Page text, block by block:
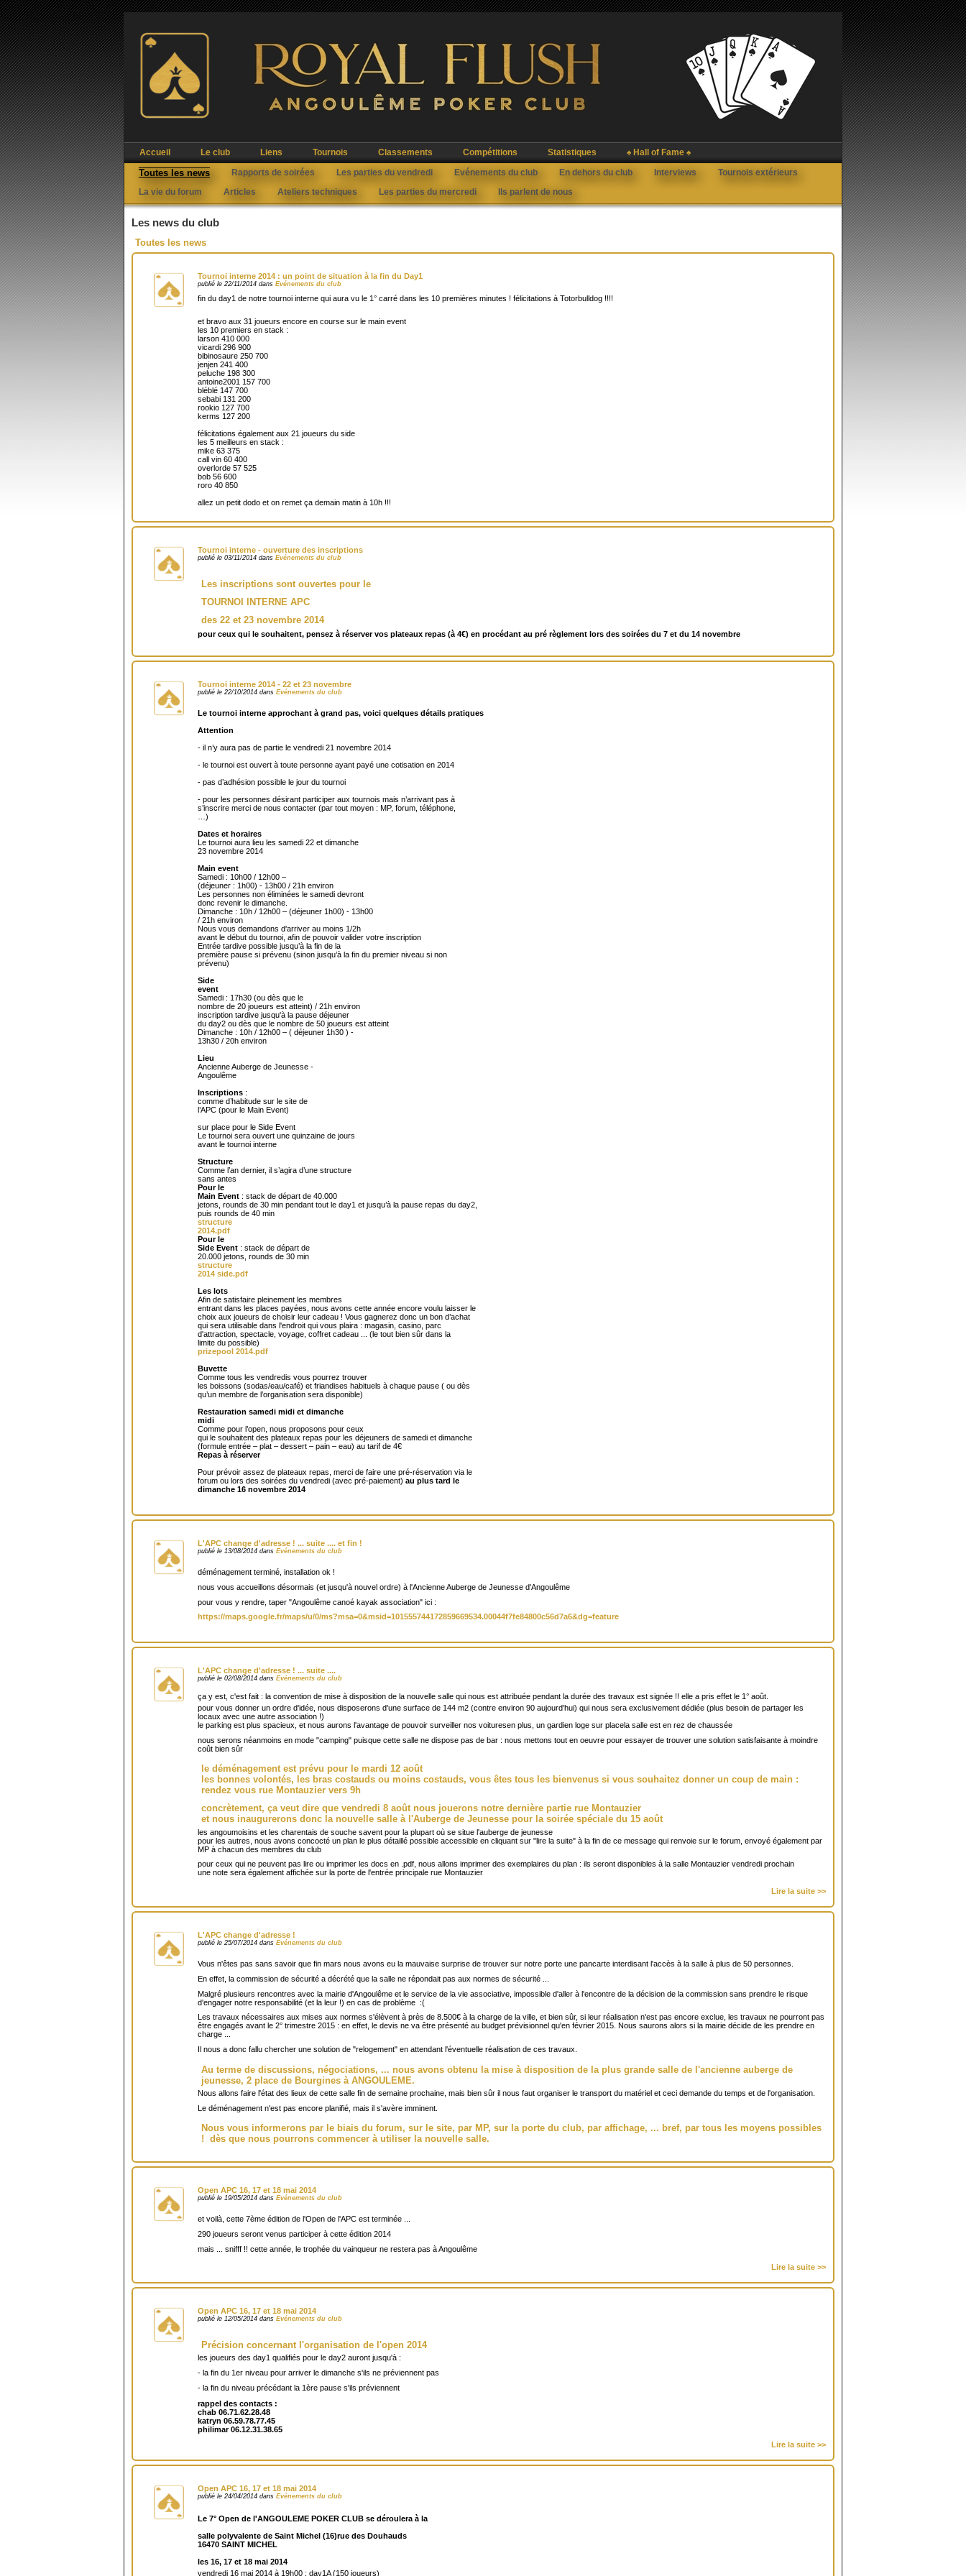
Accueil Le club Liens Tournois Classements Compétitions Statistiques ♠ Hall of Fame ♠
Toutes les news Rapports de soirées Les parties du vendredi Evénements du club En dehors du club Interviews
Tournois extérieurs
La vie du forum
Articles Ateliers techniques Les parties du mercredi Ils parlent de nous
Les news du club
Toutes les news
Tournoi interne 2014 : un point de situation à la fin du Day1
publié le 22/11/2014 dans Evénements du club
fin du day1 de notre tournoi interne qui aura vu le 1° carré dans les 10 premières minutes ! félicitations à Totorbulldog !!!!
et bravo aux 31 joueurs encore en course sur le main event
les 10 premiers en stack :
larson 410 000
vicardi 296 900
bibinosaure 250 700
jenjen 241 400
peluche 198 300
antoine2001 157 700
bléblé 147 700
sebabi 131 200
rookio 127 700
kerms 127 200
félicitations également aux 21 joueurs du side
les 5 meilleurs en stack :
mike 63 375
call vin 60 400
overlorde 57 525
bob 56 600
roro 40 850
allez un petit dodo et on remet ça demain matin à 10h !!!
Tournoi interne - ouverture des inscriptions
publié le 03/11/2014 dans Evénements du club
Les inscriptions sont ouvertes pour le
TOURNOI INTERNE APC
des 22 et 23 novembre 2014
pour ceux qui le souhaitent, pensez à réserver vos plateaux repas (à 4€) en procédant au pré règlement lors des soirées du 7 et du 14 novembre
Tournoi interne 2014 - 22 et 23 novembre
publié le 22/10/2014 dans Evénements du club
Le tournoi interne approchant à grand pas, voici quelques détails pratiques
Attention
- il n’y aura pas de partie le vendredi 21 novembre 2014
- le tournoi est ouvert à toute personne ayant payé une cotisation en 2014
- pas d’adhésion possible le jour du tournoi
- pour les personnes désirant participer aux tournois mais n’arrivant pas à
s’inscrire merci de nous contacter (par tout moyen : MP, forum, téléphone,
…)
Dates et horaires
Le tournoi aura lieu les samedi 22 et dimanche
23 novembre 2014
Main event
Samedi : 10h00 / 12h00 –
(déjeuner : 1h00) - 13h00 / 21h environ
Les personnes non éliminées le samedi devront
donc revenir le dimanche.
Dimanche : 10h / 12h00 – (déjeuner 1h00) - 13h00
/ 21h environ
Nous vous demandons d'arriver au moins 1/2h
avant le début du tournoi, afin de pouvoir valider votre inscription
Entrée tardive possible jusqu’à la fin de la
première pause si prévenu (sinon jusqu’à la fin du premier niveau si non
prévenu)
Side
event
Samedi : 17h30 (ou dès que le
nombre de 20 joueurs est atteint) / 21h environ
inscription tardive jusqu'à la pause déjeuner
du day2 ou dès que le nombre de 50 joueurs est atteint
Dimanche : 10h / 12h00 – ( déjeuner 1h30 ) -
13h30 / 20h environ
Lieu
Ancienne Auberge de Jeunesse -
Angoulême
Inscriptions :
comme d’habitude sur le site de
l’APC (pour le Main Event)
sur place pour le Side Event
Le tournoi sera ouvert une quinzaine de jours
avant le tournoi interne
Structure
Comme l’an dernier, il s’agira d’une structure
sans antes
Pour le
Main Event : stack de départ de 40.000
jetons, rounds de 30 min pendant tout le day1 et jusqu’à la pause repas du day2,
puis rounds de 40 min
structure
2014.pdf
Pour le
Side Event : stack de départ de
20.000 jetons, rounds de 30 min
structure
2014 side.pdf
Les lots
Afin de satisfaire pleinement les membres
entrant dans les places payées, nous avons cette année encore voulu laisser le
choix aux joueurs de choisir leur cadeau ! Vous gagnerez donc un bon d’achat
qui sera utilisable dans l'endroit qui vous plaira : magasin, casino, parc
d'attraction, spectacle, voyage, coffret cadeau ... (le tout bien sûr dans la
limite du possible)
prizepool 2014.pdf
Buvette
Comme tous les vendredis vous pourrez trouver
les boissons (sodas/eau/café) et friandises habituels à chaque pause ( ou dès
qu’un membre de l’organisation sera disponible)
Restauration samedi midi et dimanche
midi
Comme pour l’open, nous proposons pour ceux
qui le souhaitent des plateaux repas pour les déjeuners de samedi et dimanche
(formule entrée – plat – dessert – pain – eau) au tarif de 4€
Repas à réserver
Pour prévoir assez de plateaux repas, merci de faire une pré-réservation via le
forum ou lors des soirées du vendredi (avec pré-paiement) au plus tard le
dimanche 16 novembre 2014
L'APC change d'adresse ! ... suite .... et fin !
publié le 13/08/2014 dans Evénements du club
déménagement terminé, installation ok !
nous vous accueillons désormais (et jusqu'à nouvel ordre) à l'Ancienne Auberge de Jeunesse d'Angoulême
pour vous y rendre, taper "Angoulême canoé kayak association" ici :
https://maps.google.fr/maps/u/0/ms?msa=0&msid=101555744172859669534.00044f7fe84800c56d7a6&dg=feature
L'APC change d'adresse ! ... suite ....
publié le 02/08/2014 dans Evénements du club
ça y est, c'est fait : la convention de mise à disposition de la nouvelle salle qui nous est attribuée pendant la durée des travaux est signée !! elle a pris effet le 1° août.
pour vous donner un ordre d'idée, nous disposerons d'une surface de 144 m2 (contre environ 90 aujourd'hui) qui nous sera exclusivement dédiée (plus besoin de partager les
locaux avec une autre association !)
le parking est plus spacieux, et nous aurons l'avantage de pouvoir surveiller nos voituresen plus, un gardien loge sur placela salle est en rez de chaussée
nous serons néanmoins en mode "camping" puisque cette salle ne dispose pas de bar : nous mettons tout en oeuvre pour essayer de trouver une solution satisfaisante à moindre
coût bien sûr
le déménagement est prévu pour le mardi 12 août
les bonnes volontés, les bras costauds ou moins costauds, vous êtes tous les bienvenus si vous souhaitez donner un coup de main :
rendez vous rue Montauzier vers 9h
concrètement, ça veut dire que vendredi 8 août nous jouerons notre dernière partie rue Montauzier
et nous inaugurerons donc la nouvelle salle à l'Auberge de Jeunesse pour la soirée spéciale du 15 août
les angoumoisins et les charentais de souche savent pour la plupart où se situe l'auberge de jeunesse
pour les autres, nous avons concocté un plan le plus détaillé possible accessible en cliquant sur "lire la suite" à la fin de ce message qui renvoie sur le forum, envoyé également par
MP à chacun des membres du club
pour ceux qui ne peuvent pas lire ou imprimer les docs en .pdf, nous allons imprimer des exemplaires du plan : ils seront disponibles à la salle Montauzier vendredi prochain
une note sera également affichée sur la porte de l'entrée principale rue Montauzier
Lire la suite >>
L'APC change d'adresse !
publié le 25/07/2014 dans Evénements du club
Vous n'êtes pas sans savoir que fin mars nous avons eu la mauvaise surprise de trouver sur notre porte une pancarte interdisant l'accès à la salle à plus de 50 personnes.
En effet, la commission de sécurité a décrété que la salle ne répondait pas aux normes de sécurité ...
Malgré plusieurs rencontres avec la mairie d'Angoulême et le service de la vie associative, impossible d'aller à l'encontre de la décision de la commission sans prendre le risque
d'engager notre responsabilité (et la leur !) en cas de problème :(
Les travaux nécessaires aux mises aux normes s'élèvent à près de 8.500€ à la charge de la ville, et bien sûr, si leur réalisation n'est pas encore exclue, les travaux ne pourront pas
être engagés avant le 2° trimestre 2015 : en effet, le devis ne va être présenté au budget prévisionnel qu'en février 2015. Nous saurons alors si la mairie décide de les prendre en
charge ...
Il nous a donc fallu chercher une solution de "relogement" en attendant l'éventuelle réalisation de ces travaux.
Au terme de discussions, négociations, ... nous avons obtenu la mise à disposition de la plus grande salle de l'ancienne auberge de
jeunesse, 2 place de Bourgines à ANGOULEME.
Nous allons faire l'état des lieux de cette salle fin de semaine prochaine, mais bien sûr il nous faut organiser le transport du matériel et ceci demande du temps et de l'organisation.
Le déménagement n'est pas encore planifié, mais il s'avère imminent.
Nous vous informerons par le biais du forum, sur le site, par MP, sur la porte du club, par affichage, ... bref, par tous les moyens possibles
! dès que nous pourrons commencer à utiliser la nouvelle salle.
Open APC 16, 17 et 18 mai 2014
publié le 19/05/2014 dans Evénements du club
et voilà, cette 7ème édition de l'Open de l'APC est terminée ...
290 joueurs seront venus participer à cette édition 2014
mais ... snifff !! cette année, le trophée du vainqueur ne restera pas à Angoulême
Lire la suite >>
Open APC 16, 17 et 18 mai 2014
publié le 12/05/2014 dans Evénements du club
Précision concernant l'organisation de l'open 2014
les joueurs des day1 qualifiés pour le day2 auront jusqu'à :
- la fin du 1er niveau pour arriver le dimanche s'ils ne préviennent pas
- la fin du niveau précédant la 1ère pause s'ils préviennent
rappel des contacts :
chab 06.71.62.28.48
katryn 06.59.78.77.45
philimar 06.12.31.38.65
Lire la suite >>
Open APC 16, 17 et 18 mai 2014
publié le 24/04/2014 dans Evénements du club
Le 7° Open de l'ANGOULEME POKER CLUB se déroulera à la
salle polyvalente de Saint Michel (16)rue des Douhauds
16470 SAINT MICHEL
les 16, 17 et 18 mai 2014
vendredi 16 mai 2014 à 19h00 : day1A (150 joueurs)